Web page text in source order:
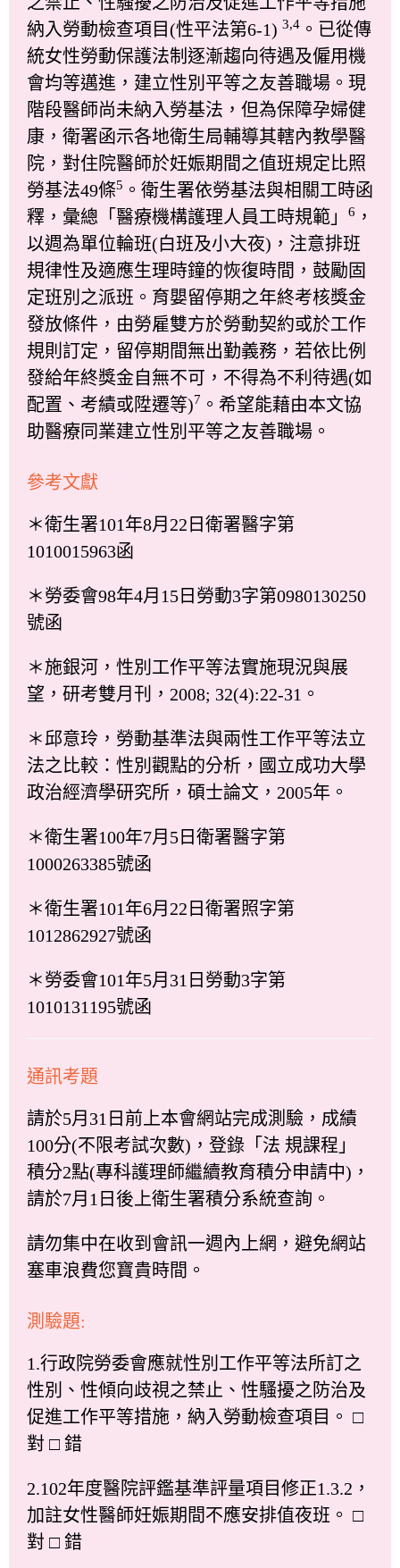
納入勞動檢查項目(性平法第6-1) 3,4 。已從傳
統女性勞動保護法制逐漸趨向待遇及僱用機
會均等邁進，建立性別平等之友善職場。現
階段醫師尚未納入勞基法，但為保障孕婦健
康，衛署函示各地衛生局輔導其轄內教學醫
院，對住院醫師於妊娠期間之值班規定比照
勞基法49條5 。衛生署依勞基法與相關工時函
釋，彙總「醫療機構護理人員工時規範」
6 ，
以週為單位輪班(白班及小大夜)，注意排班
規律性及適應生理時鐘的恢復時間，鼓勵固
定班別之派班。育嬰留停期之年終考核獎金
發放條件，由勞雇雙方於勞動契約或於工作
規則訂定，留停期間無出勤義務，若依比例
發給年終獎金自無不可，不得為不利待遇(如
配置、考績或陞遷等)7 。希望能藉由本文協
助醫療同業建立性別平等之友善職場。
參考文獻
＊衛生署101年8月22日衛署醫字第
1010015963函
＊勞委會98年4月15日勞動3字第0980130250
號函
＊施銀河，性別工作平等法實施現況與展
望，研考雙月刊，2008; 32(4):22-31。
＊邱意玲，勞動基準法與兩性工作平等法立
法之比較：性別觀點的分析，國立成功大學
政治經濟學研究所，碩士論文，2005年。
＊衛生署100年7月5日衛署醫字第
1000263385號函
＊衛生署101年6月22日衛署照字第
1012862927號函
＊勞委會101年5月31日勞動3字第
1010131195號函
通訊考題
請於5月31日前上本會網站完成測驗，成績
100分(不限考試次數)，登錄「法 規課程」
積分2點(專科護理師繼續教育積分申請中)，
請於7月1日後上衛生署積分系統查詢。
請勿集中在收到會訊一週內上網，避免網站
塞車浪費您寶貴時間。
測驗題:
1.行政院勞委會應就性別工作平等法所訂之
性別、性傾向歧視之禁止、性騷擾之防治及
促進工作平等措施，納入勞動檢查項目。 □
對 □ 錯
2.102年度醫院評鑑基準評量項目修正1.3.2，
加註女性醫師妊娠期間不應安排值夜班。 □
對 □ 錯